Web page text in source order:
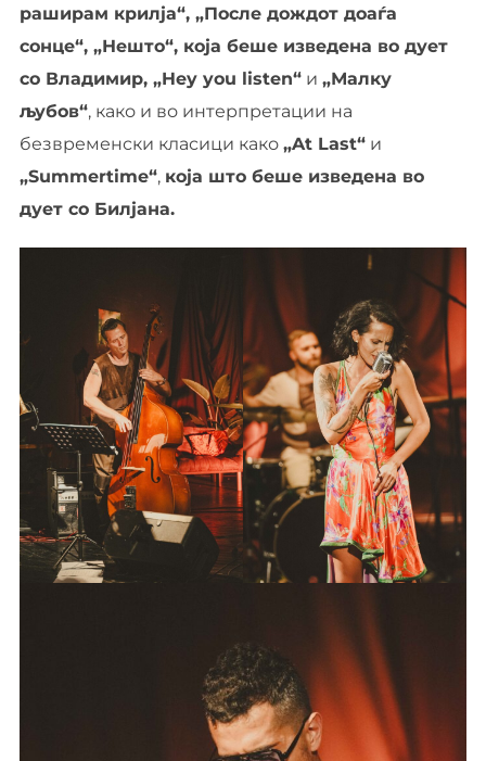
раширам крилја“, „После дождот доаѓа
сонце“, „Нешто“, која беше изведена во дует
со Владимир, „Hey you listen“и „Малку
љубов“, како и во интерпретации на
безвременски класици како „At Last“и
„Summertime“, која што беше изведена во
дует со Билјана.